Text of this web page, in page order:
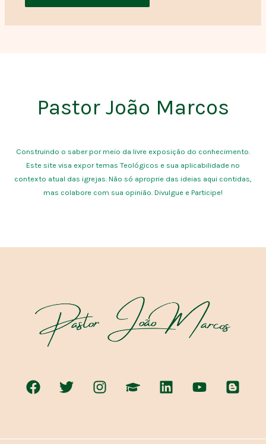
Pastor João Marcos
Construindo o saber por meio da livre exposição do conhecimento.
Este site visa expor temas Teológicos e sua aplicabilidade no
contexto atual das igrejas. Não só aproprie das ideias aqui contidas,
mas colabore com sua opinião. Divulgue e Participe!